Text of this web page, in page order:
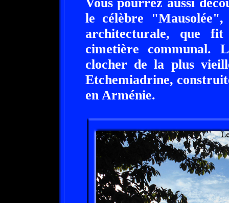
le célèbre
architecturale, que
cimetière communal.
clocher de la plus
Etchemiadrine,
en Arménie.